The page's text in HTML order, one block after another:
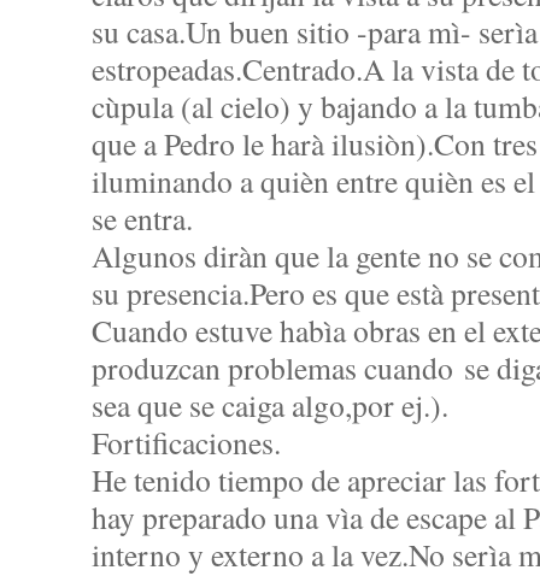
su casa.Un buen sitio -para mì-
estropeadas.Centrado.A la vista de
cùpula (al cielo) y bajando a la
que a Pedro le harà ilusiòn).Con
iluminando a quièn entre quièn es
se entra.
Algunos diràn que la gente no se
su presencia.Pero es que està
Cuando estuve habìa obras en el
produzcan problemas cuando se
sea que se caiga algo,por ej.).
Fortificaciones.
He tenido tiempo de apreciar las
hay preparado una vìa de escape al
interno y externo a la vez.No serìa